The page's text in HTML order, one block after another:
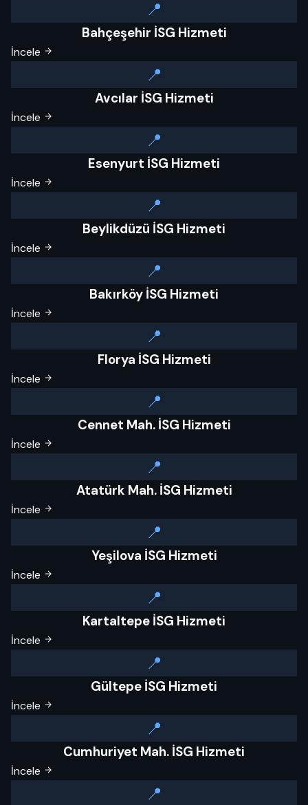
📍
Bahçeşehir İSG Hizmeti
İncele
📍
Avcılar İSG Hizmeti
İncele
📍
Esenyurt İSG Hizmeti
İncele
📍
Beylikdüzü İSG Hizmeti
İncele
📍
Bakırköy İSG Hizmeti
İncele
📍
Florya İSG Hizmeti
İncele
📍
Cennet Mah. İSG Hizmeti
İncele
📍
Atatürk Mah. İSG Hizmeti
İncele
📍
Yeşilova İSG Hizmeti
İncele
📍
Kartaltepe İSG Hizmeti
İncele
📍
Gültepe İSG Hizmeti
İncele
📍
Cumhuriyet Mah. İSG Hizmeti
İncele
📍